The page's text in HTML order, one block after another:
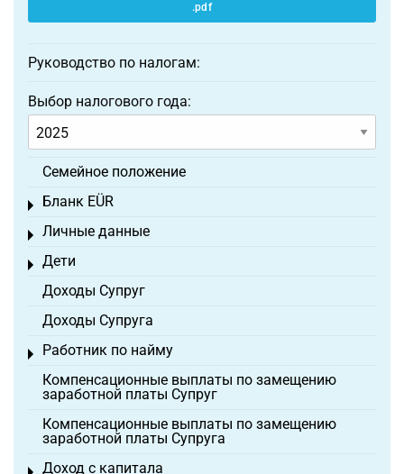
.pdf
Руководство по налогам:
Выбор налогового года:
Семейное положение
Бланк EÜR
Toggle menu
Личные данные
Toggle menu
Дети
Toggle menu
Доходы Супруг
Доходы Супруга
Работник по найму
Toggle menu
Компенсационные выплаты по замещению
заработной платы Супруг
Компенсационные выплаты по замещению
заработной платы Супруга
Доход с капитала